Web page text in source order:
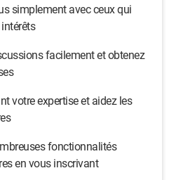
simplement avec ceux qui
facilement et obtenez
votre expertise et aidez les
fonctionnalités
en vous inscrivant